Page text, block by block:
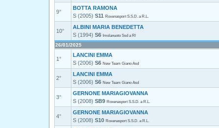
9°
BOTTA RAMONA
S (2005) S11 Roxenasport S.S.D. a R.L.
10°
ALBINI MARIA BENEDETTA
S (1994) S6 Imolanuoto Ssd a Rl
26/01/2025
1°
LANCINI EMMA
S (2006) S6 New Team Giano Asd
2°
LANCINI EMMA
S (2006) S6 New Team Giano Asd
3°
GERNONE MARIAGIOVANNA
S (2008) SB9 Roxenasport S.S.D. a R.L.
4°
GERNONE MARIAGIOVANNA
S (2008) S10 Roxenasport S.S.D. a R.L.